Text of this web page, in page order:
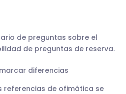
de preguntas sobre el
de preguntas de reserva.
diferencias
referencias de ofimática se